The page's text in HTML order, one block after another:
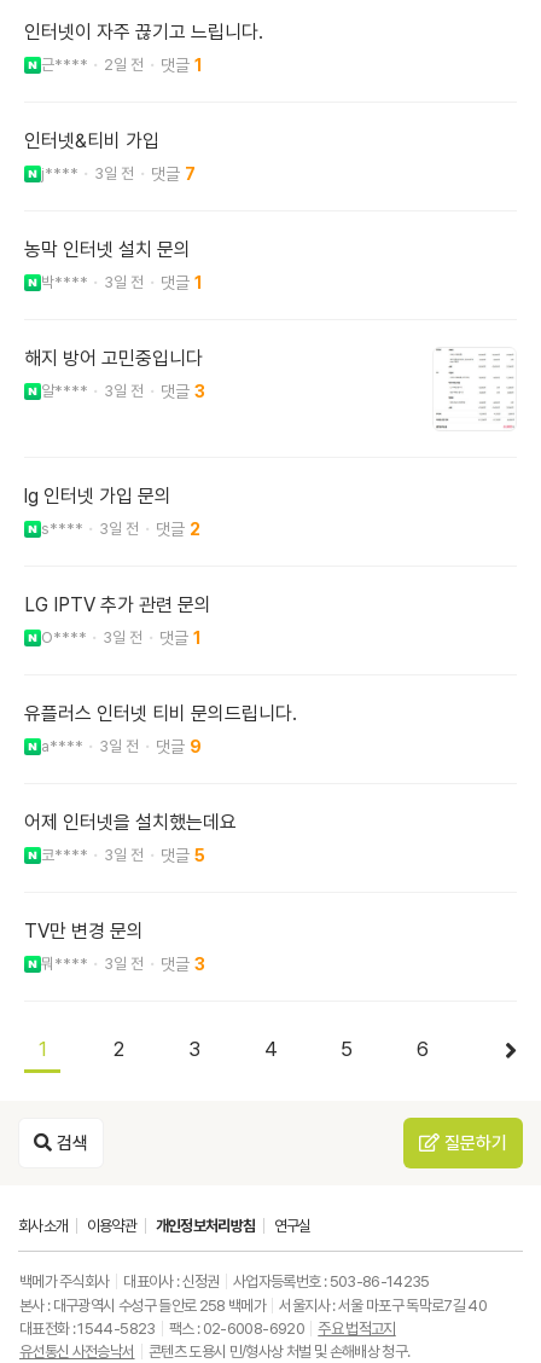
인터넷이 자주 끊기고 느립니다.
근**** 2일 전 1
인터넷&티비 가입
j**** 3일 전 7
농막 인터넷 설치 문의
박**** 3일 전 1
해지 방어 고민중입니다
알**** 3일 전 3
lg 인터넷 가입 문의
s**** 3일 전 2
LG IPTV 추가 관련 문의
O**** 3일 전 1
유플러스 인터넷 티비 문의드립니다.
a**** 3일 전 9
어제 인터넷을 설치했는데요
코**** 3일 전 5
TV만 변경 문의
뭐**** 3일 전 3
1 2 3 4 5 6
검색 질문하기
회사소개 이용약관 개인정보처리방침 연구실
백메가 주식회사 대표이사 : 신정권
사업자등록번호 : 503-86-14235
본사 : 대구광역시 수성구 들안로 258 백메가
서울지사 : 서울 마포구 독막로7길 40
대표전화 : 1544-5823
팩스 : 02-6008-6920
주요 법적고지
유선통신 사전승낙서
콘텐츠 도용시 민/형사상 처벌 및 손해배상 청구.